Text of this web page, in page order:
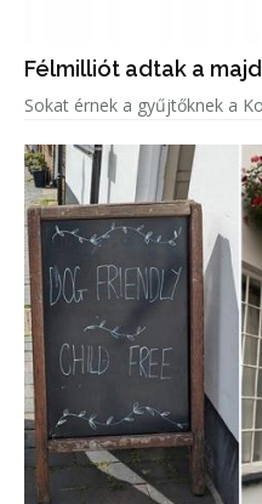
Félmilliót adtak a
Sokat érnek a gyűjtőknek a